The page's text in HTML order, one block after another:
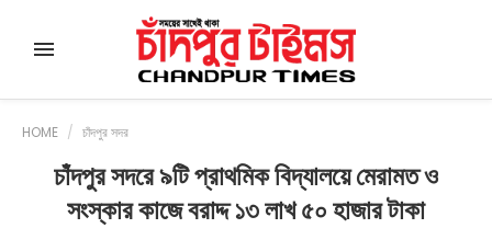
HOME / চাঁদপুর সদর
চাঁদপুর সদরে ৯টি প্রাথমিক বিদ্যালয়ে মেরামত ও
সংস্কার কাজে বরাদ্দ ১৩ লাখ ৫০ হাজার টাকা